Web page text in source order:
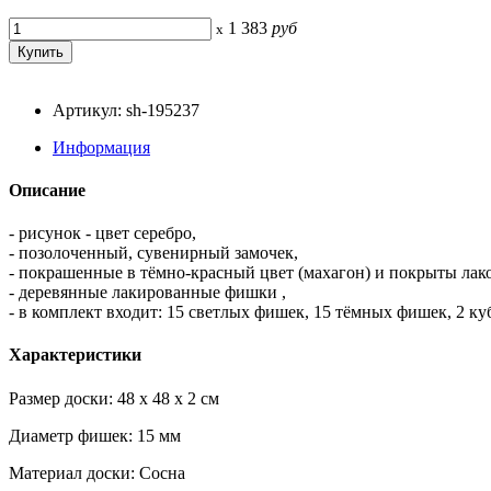
x 1 383 руб
Артикул: sh-195237
Информация
Описание
- рисунок - цвет серебро,
- позолоченный, сувенирный замочек,
- покрашенные в тёмно-красный цвет (махагон) и покрыты
- деревянные лакированные фишки ,
- в комплект входит: 15 светлых фишек, 15 тёмных фишек, 2
Характеристики
Размер доски: 48 x 48 x 2 см
Диаметр фишек: 15 мм
Материал доски: Сосна